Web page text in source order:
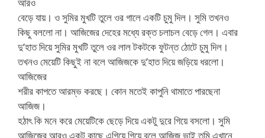
বেড়ে যায়। ও সুমির মুখটি তুলে ওর গালে একটি চুমু দিল। সুমি তখনও
কিছু বললো না। আজিজের দেহের মধ্যে রক্ত চলাচল বেড়ে গেল। এবার
দু’হাত দিয়ে সুমির মুখটি তুলে ওর লাল টকটকে ফুটন্ত ঠোটে চুমু দিল।
তখনও মেয়েটি কিছুই না বলে আজিজকে দু’হাত দিয়ে জড়িয়ে ধরলো।
আজিজের
শরীর কাপতে আরম্ভ করছে। কোন মতেই কাপুনি থামাতে পারছেনা
আজিজ।
হঠাৎ কি মনে করে মেয়েটিকে ছেড়ে দিয়ে একটু দুরে গিয়ে বসলো। সুমি
আজিজের আরও একটু কাছে এগিয়ে গিয়ে বলে আজিজ ভাই তুমি এখানে